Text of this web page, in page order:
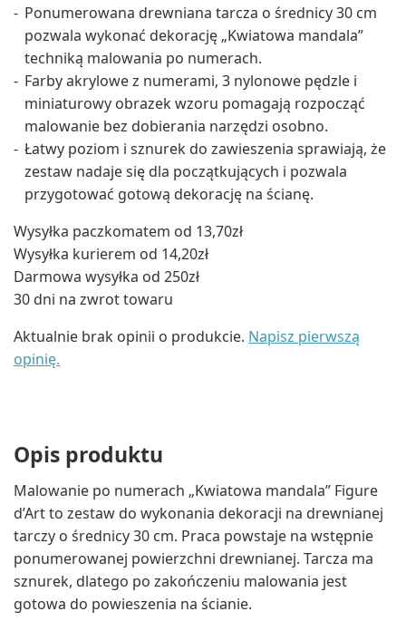
Ponumerowana drewniana tarcza o średnicy 30 cm
pozwala wykonać dekorację „Kwiatowa mandala”
techniką malowania po numerach.
Farby akrylowe z numerami, 3 nylonowe pędzle i
miniaturowy obrazek wzoru pomagają rozpocząć
malowanie bez dobierania narzędzi osobno.
Łatwy poziom i sznurek do zawieszenia sprawiają, że
zestaw nadaje się dla początkujących i pozwala
przygotować gotową dekorację na ścianę.
Wysyłka paczkomatem od 13,70zł
Wysyłka kurierem od 14,20zł
Darmowa wysyłka od 250zł
30 dni na zwrot towaru
Aktualnie brak opinii o produkcie. Napisz pierwszą
opinię.
Opis produktu
Malowanie po numerach „Kwiatowa mandala” Figure
d’Art to zestaw do wykonania dekoracji na drewnianej
tarczy o średnicy 30 cm. Praca powstaje na wstępnie
ponumerowanej powierzchni drewnianej. Tarcza ma
sznurek, dlatego po zakończeniu malowania jest
gotowa do powieszenia na ścianie.